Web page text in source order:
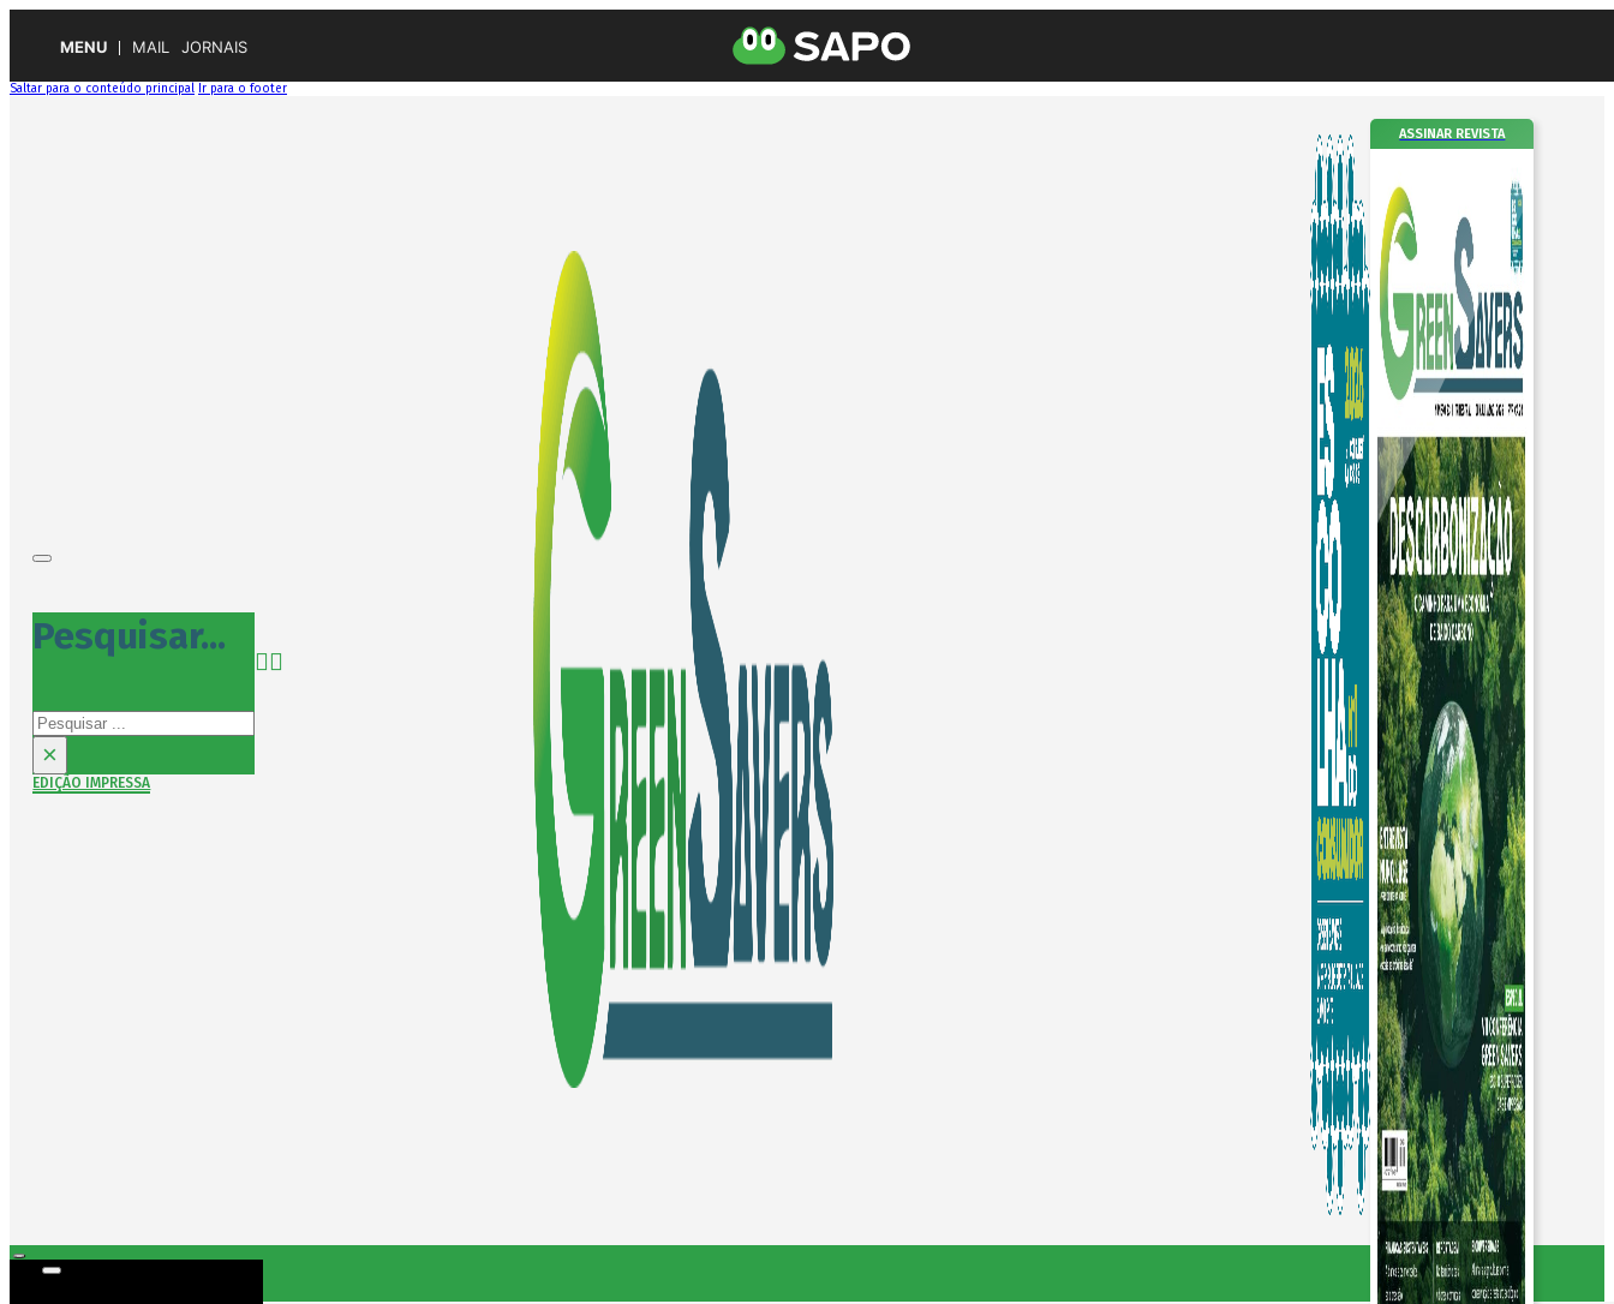
MENU MAIL JORNAIS
Saltar para o conteúdo principal Ir para o footer
Pesquisar...
Pesquisar
×
EDIÇÃO IMPRESSA
ASSINAR REVISTA